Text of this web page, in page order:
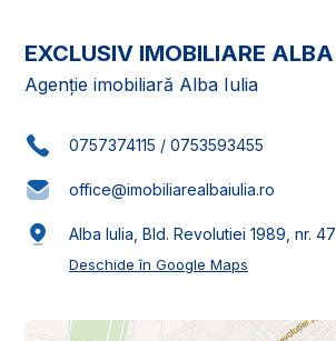
EXCLUSIV IMOBILIARE ALBA
Agenție imobiliară Alba Iulia
0757374115 / 0753593455
office@imobiliarealbaiulia.ro
Alba Iulia, Bld. Revolutiei 1989, nr. 47
Deschide în Google Maps